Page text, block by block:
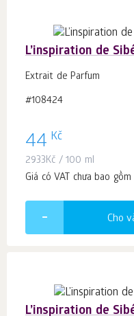
L’inspiration de
Extrait de Parfum
#108424
44 Kč
2933Kč / 100 ml
Giá có VAT chưa bao
Cho
L’inspiration de